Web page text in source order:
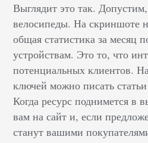
Выглядит это так.
велосипеды. На скриншоте
общая статистика за месяц
устройствам. Это то, что
потенциальных клиентов.
ключей можно писать
Когда ресурс поднимется в
вам на сайт и, если
станут вашими